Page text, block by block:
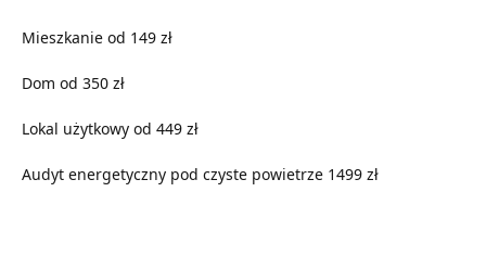
Mieszkanie od 149 zł
Dom od 350 zł
Lokal użytkowy od 449 zł
Audyt energetyczny pod czyste powietrze 1499 zł